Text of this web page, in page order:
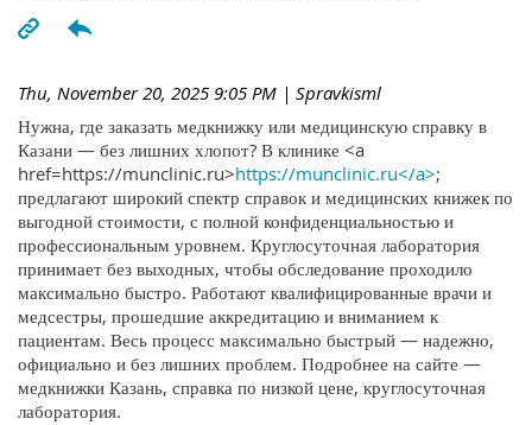
Thu, November 20, 2025 9:05 PM | Spravkisml
Нужна, где заказать медкнижку или медицинскую справку в
Казани — без лишних хлопот? В клинике <a
href=https://munclinic.ru>https://munclinic.ru</a>;
предлагают широкий спектр справок и медицинских книжек по
выгодной стоимости, с полной конфиденциальностью и
профессиональным уровнем. Круглосуточная лаборатория
принимает без выходных, чтобы обследование проходило
максимально быстро. Работают квалифицированные врачи и
медсестры, прошедшие аккредитацию и вниманием к
пациентам. Весь процесс максимально быстрый — надежно,
официально и без лишних проблем. Подробнее на сайте —
медкнижки Казань, справка по низкой цене, круглосуточная
лаборатория.